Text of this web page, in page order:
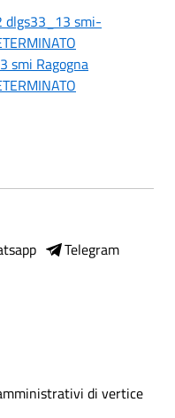
dlgs33_13 smi-
smi Ragogna
Telegram
di vertice